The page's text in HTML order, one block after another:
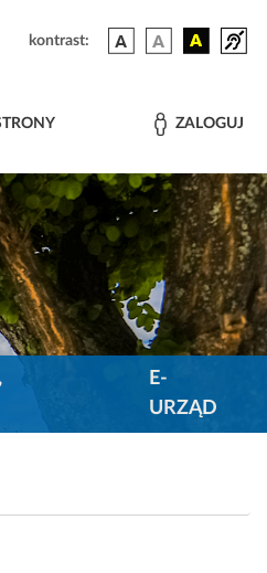
kontrast:
ZALOGUJ
E-
URZĄD